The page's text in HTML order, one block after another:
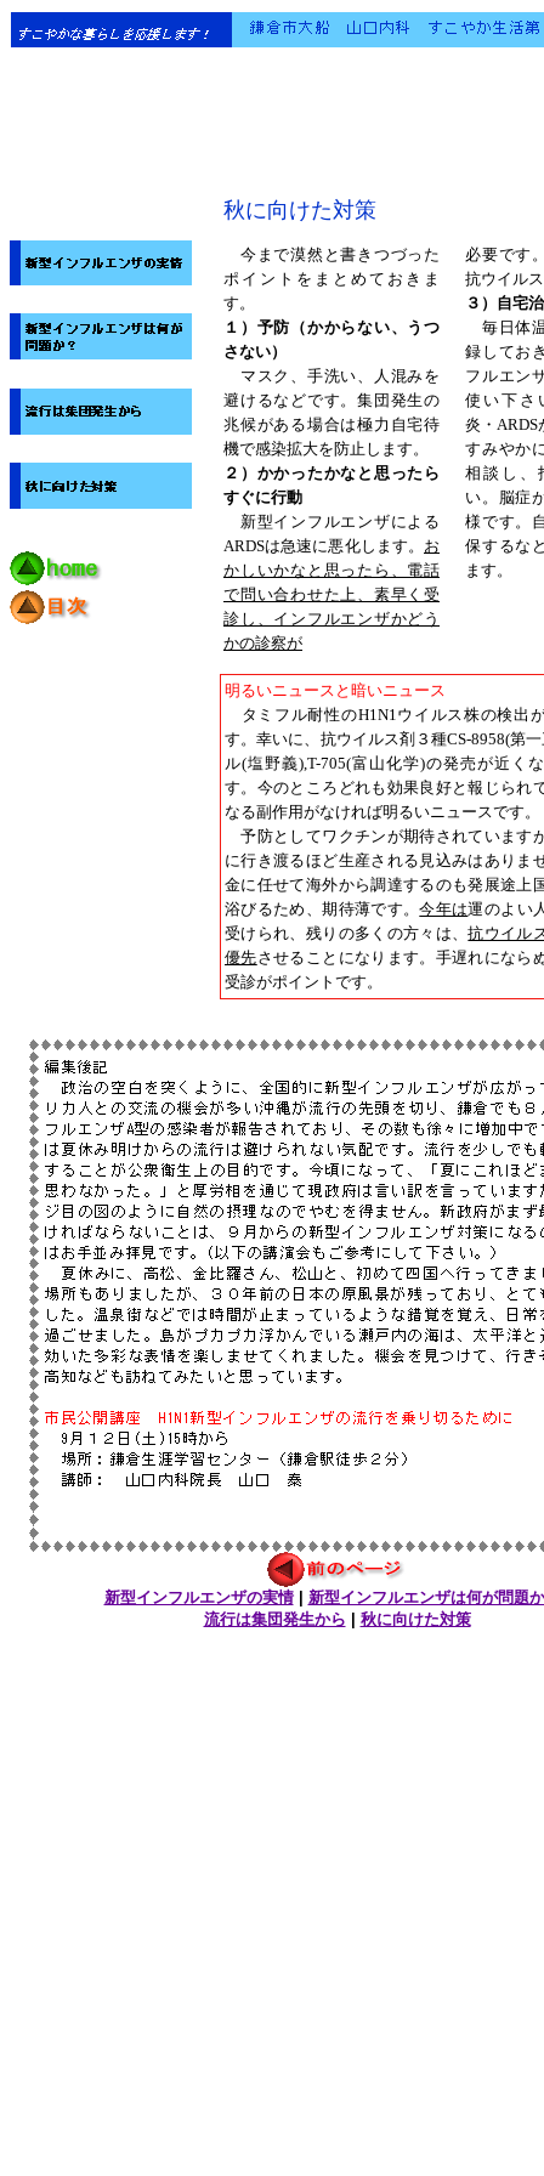
秋に向けた対策
今まで漠然と書きつづった
ポイントをまとめておきま
す。
１）予防（かからない、うつ
さない）
マスク、手洗い、人混みを
避けるなどです。集団発生の
兆候がある場合は極力自宅待
機で感染拡大を防止します。
２）かかったかなと思ったら
すぐに行動
新型インフルエンザによる
ARDSは急速に悪化します。 お
かしいかなと思ったら、電話
で問い合わせた上、素早く受
診し、インフルエンザかどう
かの診察が
必要です
抗ウイル
３）自宅
毎日体
録してお
フルエン
使い下さ
炎・
すみやか
相談し、
い。脳症
様です。
保するな
ます。
明るいニュースと暗いニュース
タミフル耐性のH1N1ウイルス株の検出
す。幸いに、抗ウイルス剤３種CS-8958(第
ル(塩野義),T-705(富山化学)の発売が近く
す。今のところどれも効果良好と報じられ
なる副作用がなければ明るいニュースです。
予防としてワクチンが期待されています
に行き渡るほど生産される見込みはありま
金に任せて海外から調達するのも発展途上
浴びるため、期待薄です。今年は運のよい
受けられ、残りの多くの方々は、抗ウイル
優先させることになります。手遅れになら
受診がポイントです。
新型インフルエンザの実情| 新型インフルエンザは何が問題
流行は集団発生から
秋に向けた対策